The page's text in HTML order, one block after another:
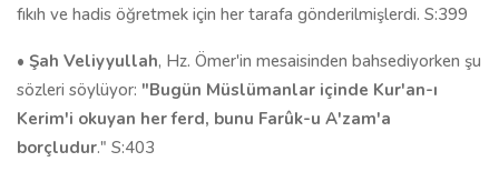
fıkıh ve hadis öğretmek için her tarafa gönderilmişlerdi. S:399
• Şah Veliyyullah, Hz. Ömer'in mesaisinden bahsediyorken şu
sözleri söylüyor: "Bugün Müslümanlar içinde Kur'an-ı
Kerim'i okuyan her ferd, bunu Farûk-u A'zam'a
borçludur." S:403